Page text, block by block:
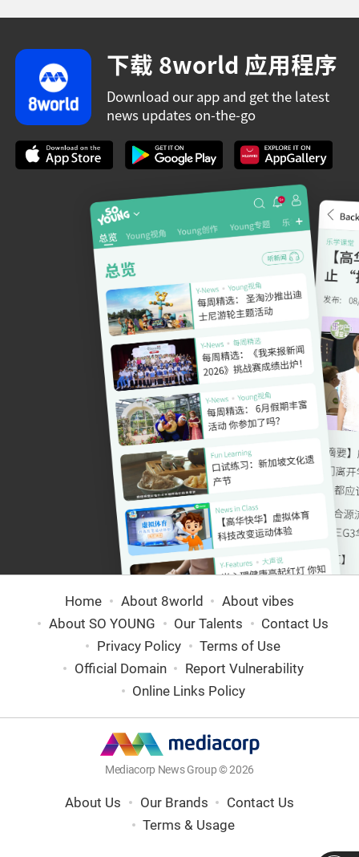
下载 8world 应用程序
Download our app and get the latest
news updates on-the-go
Home About 8world
About vibes
About SO YOUNG
Our Talents
Contact Us
Privacy Policy
Terms of Use
Official Domain
Report Vulnerability
Online Links Policy
Mediacorp News Group © 2026
About Us Our Brands
Contact Us
Terms & Usage